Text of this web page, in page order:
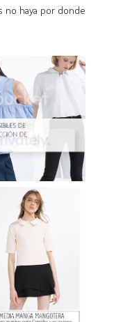
haya por donde